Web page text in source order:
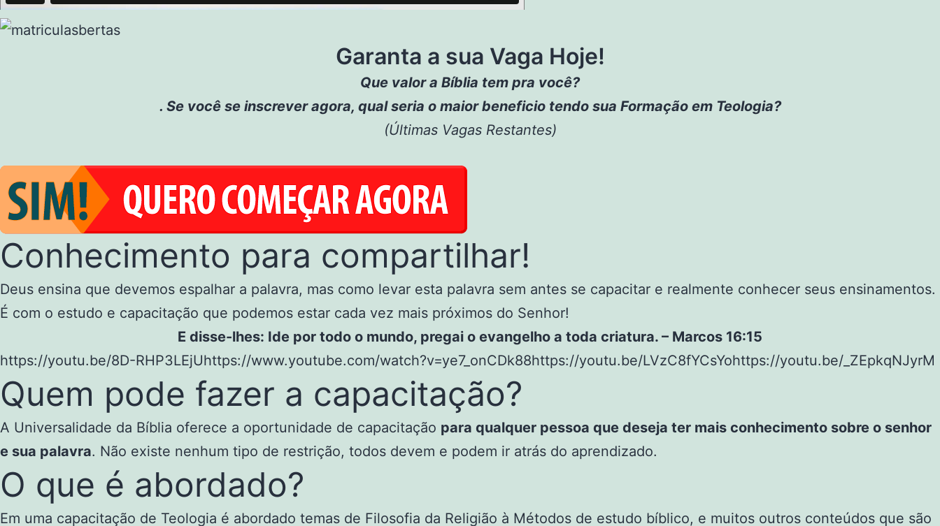
Garanta a sua Vaga Hoje!
Que valor a Bíblia tem pra você?
. Se você se inscrever agora, qual seria o maior beneficio tendo sua Formação em Teologia?
(Últimas Vagas Restantes)
Conhecimento para compartilhar!
Deus ensina que devemos espalhar a palavra, mas como levar esta palavra sem antes se capacitar e realmente conhecer seus ensinamentos.
É com o estudo e capacitação que podemos estar cada vez mais próximos do Senhor!
E disse-lhes: Ide por todo o mundo, pregai o evangelho a toda criatura. – Marcos 16:15
https://youtu.be/8D-RHP3LEjUhttps://www.youtube.com/watch?v=ye7_onCDk88https://youtu.be/LVzC8fYCsYohttps://youtu.be/_ZEpkqNJyrM
Quem pode fazer a capacitação?
A Universalidade da Bíblia oferece a oportunidade de capacitação para qualquer pessoa que deseja ter mais conhecimento sobre o senhor
e sua palavra. Não existe nenhum tipo de restrição, todos devem e podem ir atrás do aprendizado.
O que é abordado?
Em uma capacitação de Teologia é abordado temas de Filosofia da Religião à Métodos de estudo bíblico, e muitos outros conteúdos que são